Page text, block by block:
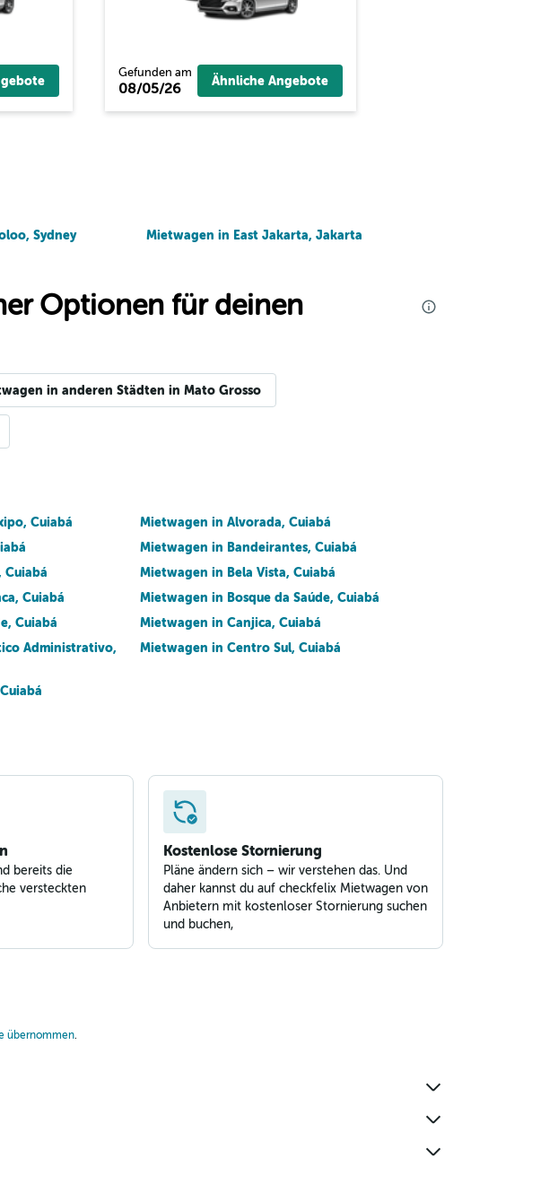
Gefunden am
08/05/26 Ähnliche Angebote
Sydney Mietwagen in East Jakarta, Jakarta
Optionen für deinen
in anderen Städten in Mato Grosso
Cuiabá
Mietwagen in Alvorada, Cuiabá
Mietwagen in Bandeirantes, Cuiabá
Cuiabá
Mietwagen in Bela Vista, Cuiabá
Cuiabá
Mietwagen in Bosque da Saúde, Cuiabá
Cuiabá
Mietwagen in Canjica, Cuiabá
Administrativo,
Mietwagen in Centro Sul, Cuiabá
bereits die
versteckten
Kostenlose Stornierung
Pläne ändern sich – wir verstehen das. Und
daher kannst du auf checkfelix Mietwagen von
Anbietern mit kostenloser Stornierung suchen
und buchen,
übernommen.